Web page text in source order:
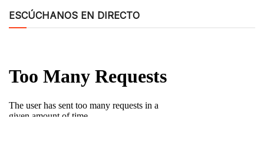
ESCÚCHANOS EN DIRECTO